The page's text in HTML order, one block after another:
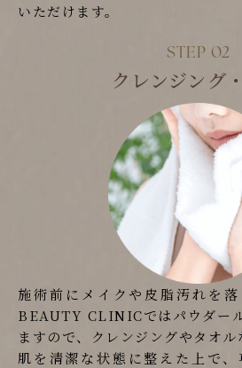
いただけます。
クレンジング
施術前にメイクや皮脂汚れを
BEAUTY CLINICではパウダー
ますので、クレンジングやタオル
肌を清潔な状態に整えた上で